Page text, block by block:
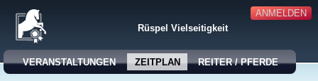
ANMELDEN
Rüspel Vielseitigkeit
VERANSTALTUNGEN ZEITPLAN REITER / PFERDE